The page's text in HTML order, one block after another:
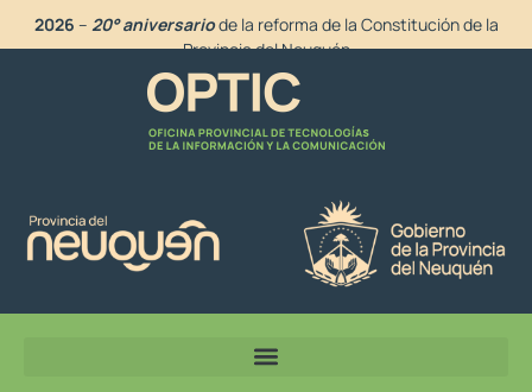
2026 – 20° aniversariode la reforma de la Constitución de la
Provincia del Neuquén